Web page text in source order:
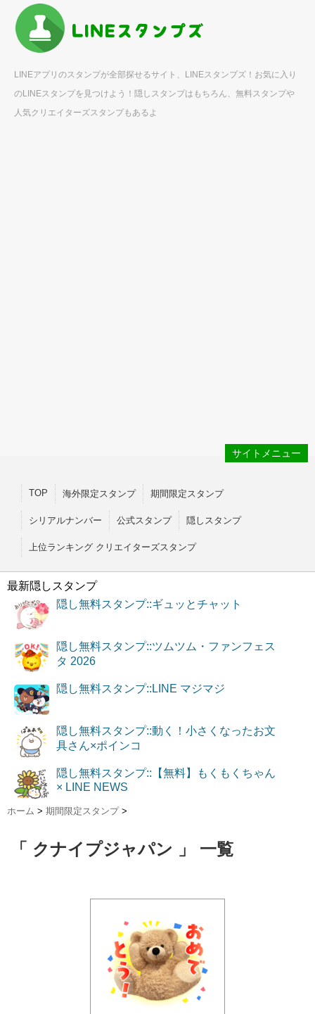
LINEアプリのスタンプが全部探せるサイト、LINEスタンプズ！お気に入り
のLINEスタンプを見つけよう！隠しスタンプはもちろん、無料スタンプや
人気クリエイターズスタンプもあるよ
サイトメニュー
TOP 海外限定スタンプ 期間限定スタンプ
シリアルナンバー 公式スタンプ 隠しスタンプ
上位ランキング クリエイターズスタンプ
最新隠しスタンプ
隠し無料スタンプ::ギュッとチャット
隠し無料スタンプ::ツムツム・ファンフェス
タ 2026
隠し無料スタンプ::LINE マジマジ
隠し無料スタンプ::動く！小さくなったお文
具さん×ポインコ
隠し無料スタンプ::【無料】もくもくちゃん
× LINE NEWS
ホーム > 期間限定スタンプ >
「 クナイプジャパン 」 一覧